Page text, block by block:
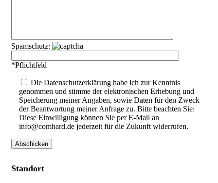
Spamschutz:
*Pflichtfeld
Die Datenschutzerklärung habe ich zur Kenntnis
genommen und stimme der elektronischen Erhebung und
Speicherung meiner Angaben, sowie Daten für den Zweck
der Beantwortung meiner Anfrage zu. Bitte beachten Sie:
Diese Einwilligung können Sie per E-Mail an
info@comhard.de jederzeit für die Zukunft widerrufen.
Standort